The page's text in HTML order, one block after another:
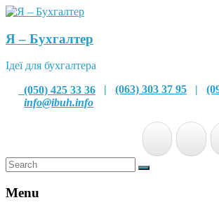
Я – Бухгалтер
Ідеї для бухгалтера
(050) 425 33 36 |(063) 303 37 95 |
info@ibuh.info
Menu